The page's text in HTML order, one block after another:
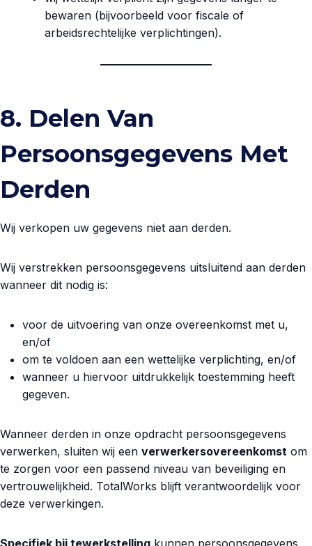
bewaren (bijvoorbeeld voor fiscale of
arbeidsrechtelijke verplichtingen).
8. Delen Van
Persoonsgegevens Met
Derden
Wij verkopen uw gegevens niet aan derden.
Wij verstrekken persoonsgegevens uitsluitend aan derden
wanneer dit nodig is:
voor de uitvoering van onze overeenkomst met u,
en/of
om te voldoen aan een wettelijke verplichting, en/of
wanneer u hiervoor uitdrukkelijk toestemming heeft
gegeven.
Wanneer derden in onze opdracht persoonsgegevens
verwerken, sluiten wij een verwerkersovereenkomst om
te zorgen voor een passend niveau van beveiliging en
vertrouwelijkheid. TotalWorks blijft verantwoordelijk voor
deze verwerkingen.
Specifiek bij tewerkstelling kunnen persoonsgegevens